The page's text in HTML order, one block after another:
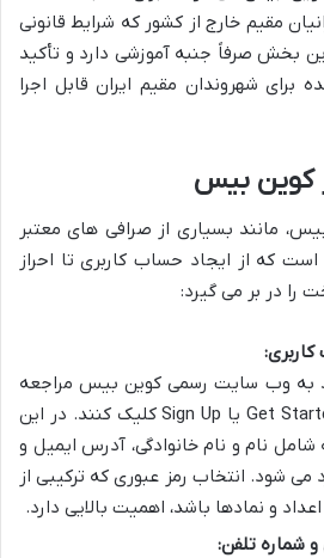
مقیم خارج از کشور که شرایط قانونی
این بخش صرفاً جنبه آموزشی دارد و تأکید
شهروندان مقیم ایران قابل اجرا
کوین بیس
مانند بسیاری از صرافی های معتبر
که از ایجاد حساب کاربری تا احراز
را در بر می گیرد:
به وب سایت رسمی کوین بیس مراجعه
کرده و روی گزینه Get Started یا Sign Up کلیک کنند. در این
شامل نام و نام خانوادگی، آدرس ایمیل و
می شود. انتخاب رمز عبوری که ترکیبی از
و نمادها باشد، اهمیت بالایی دارد.